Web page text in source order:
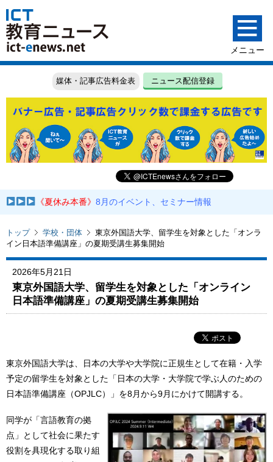
媒体・記事広告料金表 ニュース配信登録
《夏休み本番》8月のイベント、セミナー情報
トップ 学校・団体
東京外国語大学、留学生を対象とした「オンラ
イン日本語準備講座」の夏期受講生募集開始
2026年5月21日
東京外国語大学、留学生を対象とした「オンライン
日本語準備講座」の夏期受講生募集開始
東京外国語大学は、日本の大学や大学院に正規生として在籍・入学
予定の留学生を対象とした「日本の大学・大学院で学ぶ人のための
日本語準備講座（OPJLC）」を8月から9月にかけて開講する。
同学が「言語教育の拠
点」として社会に果たす
役割を具現化する取り組